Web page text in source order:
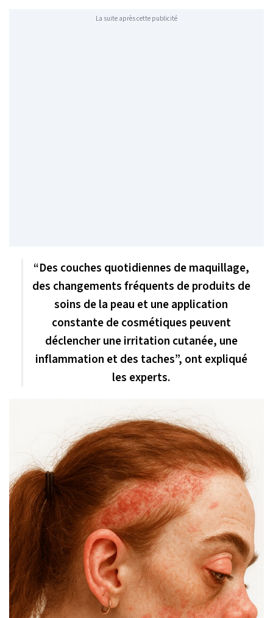
La suite après cette publicité
“Des couches quotidiennes de maquillage,
des changements fréquents de produits de
soins de la peau et une application
constante de cosmétiques peuvent
déclencher une irritation cutanée, une
inflammation et des taches”, ont expliqué
les experts.